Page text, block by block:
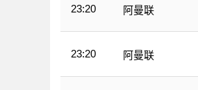
23:20 阿曼联
23:20 阿曼联